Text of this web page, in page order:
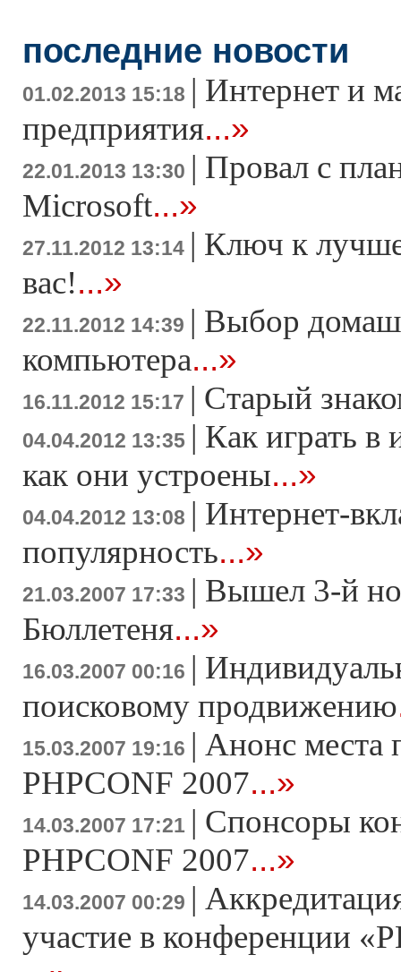
последние новости
01.02.2013 15:18 | Интернет и
предприятия...»
22.01.2013 13:30 | Провал с
Microsoft...»
27.11.2012 13:14 | Ключ к
вас!...»
22.11.2012 14:39 | Выбор
компьютера...»
16.11.2012 15:17 | Старый
04.04.2012 13:35 | Как играть в
как они устроены...»
04.04.2012 13:08 | Интернет-
популярность...»
21.03.2007 17:33 | Вышел 3-й
Бюллетеня...»
16.03.2007 00:16 |
поисковому продвижению
15.03.2007 19:16 | Анонс места
PHPCONF 2007...»
14.03.2007 17:21 | Спонсоры
PHPCONF 2007...»
14.03.2007 00:29 |
участие в конференции